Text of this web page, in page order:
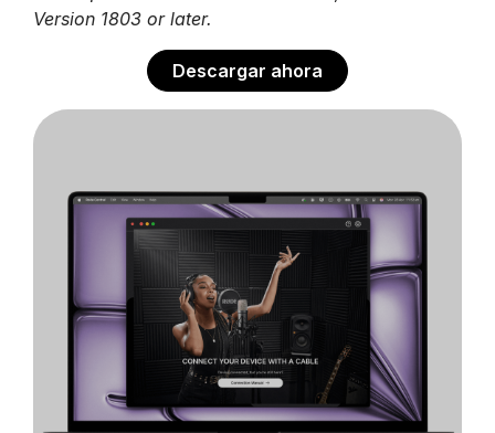
Version 1803 or later.
Descargar ahora